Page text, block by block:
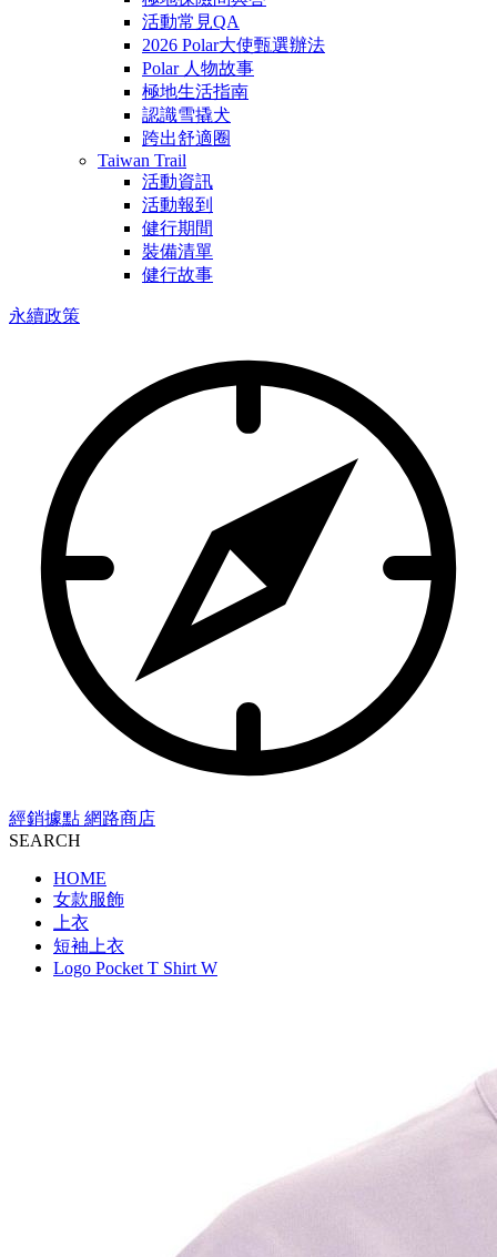
活動常見QA
2026 Polar大使甄選辦法
Polar 人物故事
極地生活指南
認識雪撬犬
跨出舒適圈
Taiwan Trail
活動資訊
活動報到
健行期間
裝備清單
健行故事
永續政策
經銷據點 網路商店
SEARCH
HOME
女款服飾
上衣
短袖上衣
Logo Pocket T Shirt W